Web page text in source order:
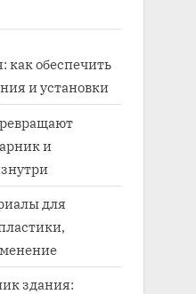
как обеспечить
и установки
и
для
здания: